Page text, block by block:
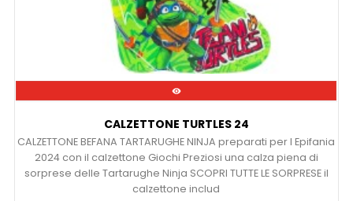

CALZETTONE TURTLES 24
CALZETTONE BEFANA TARTARUGHE NINJA preparati per l Epifania
2024 con il calzettone Giochi Preziosi una calza piena di
sorprese delle Tartarughe Ninja SCOPRI TUTTE LE SORPRESE il
calzettone includ